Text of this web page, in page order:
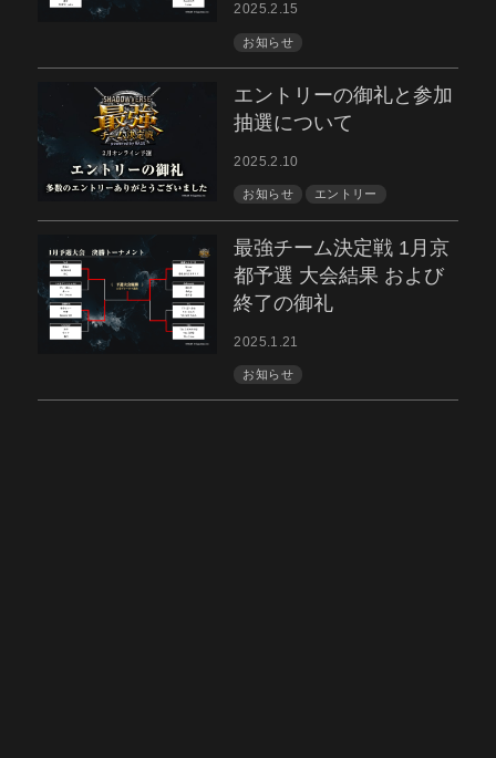
2025.2.15
お知らせ
エントリーの御礼と参加
抽選について
2025.2.10
お知らせ エントリー
最強チーム決定戦 1月京
都予選 大会結果 および
終了の御礼
2025.1.21
お知らせ